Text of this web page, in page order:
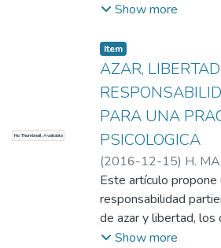
ARISTIZÁBAL
MANRIQUE TISNES
Universidad EAFIT.
Humanidades ; El
Aplicaciones en las
Humanas (EAFIT –
Show more
No Thumbnail Available
Item
AZAR,
PARA UNA
PSICOLOGICA
(2016-12-15) H.
GIL;H. MANRIQUE
Universidad EAFIT.
Humanidades;El
Aplicaciones en las
Este artículo propone
responsabilidad
de azar y libertad, los
básicos para
Show more